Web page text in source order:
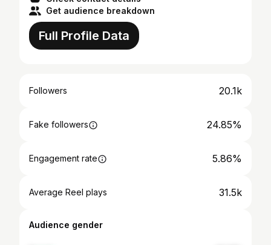
Get audience breakdown
Full Profile Data
Followers 20.1k
Fake followers 24.85%
Engagement rate 5.86%
Average Reel plays 31.5k
Audience gender